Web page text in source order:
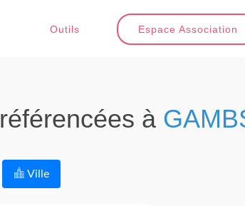
Outils Espace Association
référencées à
Ville